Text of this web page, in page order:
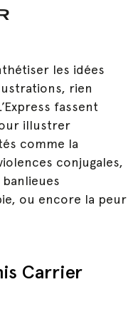
les idées
rien
fassent
illustrer
comme la
conjugales,
ou encore la peur
Carrier